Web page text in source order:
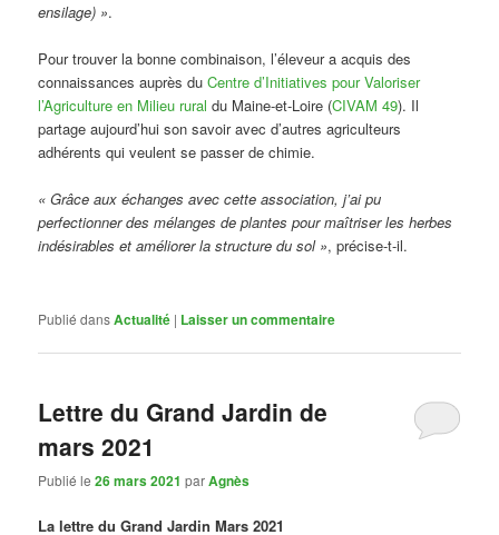
ensilage) ».
Pour trouver la bonne combinaison, l’éleveur a acquis des
connaissances auprès duCentre d’Initiatives pour Valoriser
l’Agriculture en Milieu rural du Maine-et-Loire (CIVAM 49). Il
partage aujourd’hui son savoir avec d’autres agriculteurs
adhérents qui veulent se passer de chimie.
« Grâce aux échanges avec cette association, j’ai pu
perfectionner des mélanges de plantes pour maîtriser les herbes
indésirables et améliorer la structure du sol », précise-t-il.
Publié dansActualité | Laisser un commentaire
Lettre du Grand Jardin de
mars 2021
Publié le26 mars 2021 parAgnès
La lettre du Grand Jardin Mars 2021